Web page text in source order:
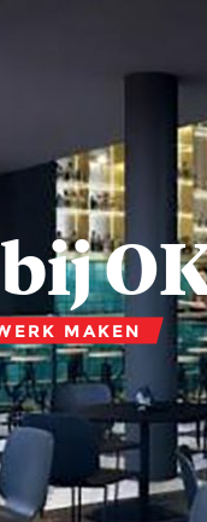
MAKEN